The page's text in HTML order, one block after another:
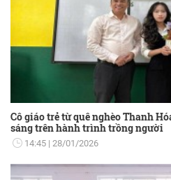
Cô giáo trẻ từ quê nghèo Thanh
sáng trên hành trình trồng người
14:45 28/01/2026